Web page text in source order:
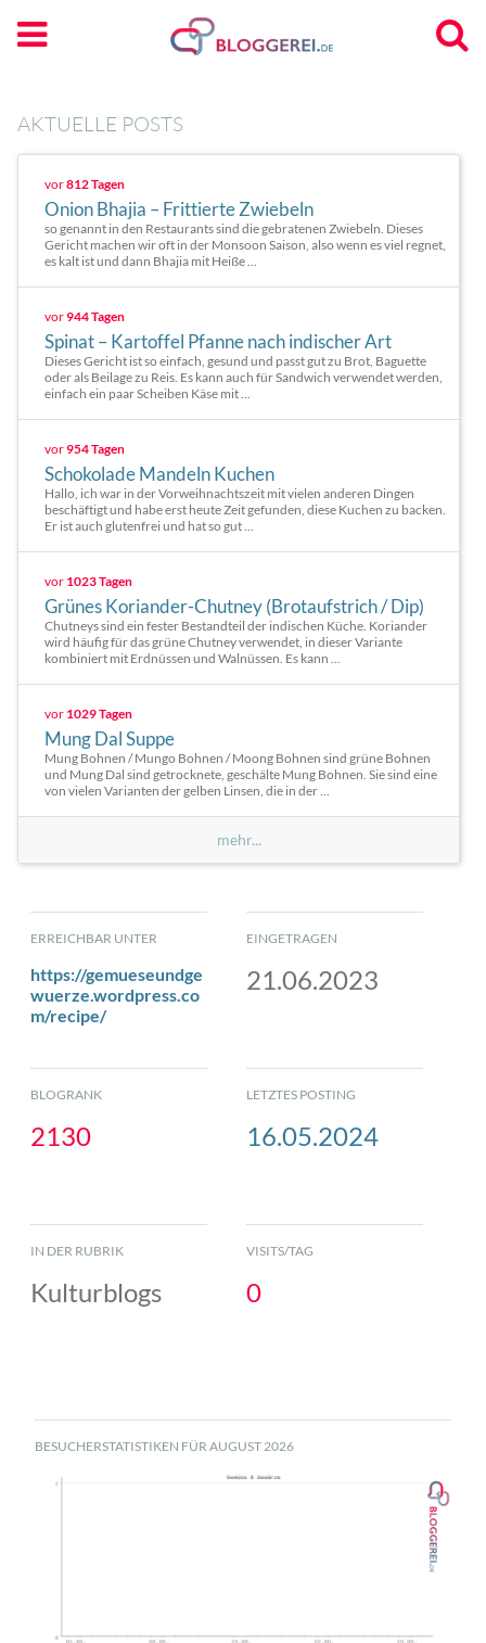
AKTUELLE POSTS
vor812 Tagen
Onion Bhajia – Frittierte Zwiebeln
so genannt in den Restaurants sind die gebratenen Zwiebeln. Dieses
Gericht machen wir oft in der Monsoon Saison, also wenn es viel regnet,
es kalt ist und dann Bhajia mit Heiße ...
vor944 Tagen
Spinat – Kartoffel Pfanne nach indischer Art
Dieses Gericht ist so einfach, gesund und passt gut zu Brot, Baguette
oder als Beilage zu Reis. Es kann auch für Sandwich verwendet werden,
einfach ein paar Scheiben Käse mit ...
vor954 Tagen
Schokolade Mandeln Kuchen
Hallo, ich war in der Vorweihnachtszeit mit vielen anderen Dingen
beschäftigt und habe erst heute Zeit gefunden, diese Kuchen zu backen.
Er ist auch glutenfrei und hat so gut ...
vor 1023 Tagen
Grünes Koriander-Chutney (Brotaufstrich / Dip)
Chutneys sind ein fester Bestandteil der indischen Küche. Koriander
wird häufig für das grüne Chutney verwendet, in dieser Variante
kombiniert mit Erdnüssen und Walnüssen. Es kann ...
vor 1029 Tagen
Mung Dal Suppe
Mung Bohnen / Mungo Bohnen / Moong Bohnen sind grüne Bohnen
und Mung Dal sind getrocknete, geschälte Mung Bohnen. Sie sind eine
von vielen Varianten der gelben Linsen, die in der ...
mehr...
ERREICHBAR UNTER
https://gemueseundge
wuerze.wordpress.co
m/recipe/
EINGETRAGEN
21.06.2023
BLOGRANK
2130
LETZTES POSTING
16.05.2024
IN DER RUBRIK
Kulturblogs
VISITS/TAG
0
BESUCHERSTATISTIKEN FÜR AUGUST 2026